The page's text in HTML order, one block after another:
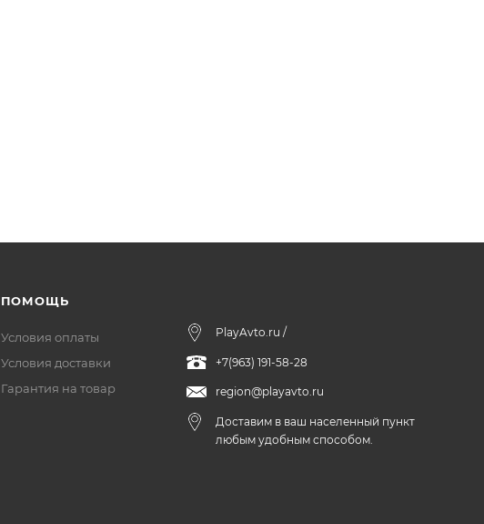
ПОМОЩЬ
Условия оплаты
Условия доставки
Гарантия на товар
PlayAvto.ru /
+7(963) 191-58-28
region@playavto.ru
Доставим в ваш населенный пункт
любым удобным способом.